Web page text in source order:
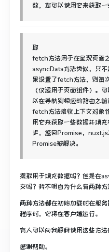
数，您可以使用它来获取一
取
fetch方法用于在呈现页面
asyncData方法类似，只不
果设置了fetch方法，则每
（仅适用于页面组件）。
以在导航到相应的路由之前
fetch方法接收上下文对象
用它来获取一些数据并填充
步，返回Promise，
Promise被解决。
提取用于填充数据吗？ 但是在
交吗？ 我不明白为什么有两种方
两种方法都在初始加载时在服
程序时，它将在客户端运行。
有人可以向我解释使用这些方法
感谢帮助。